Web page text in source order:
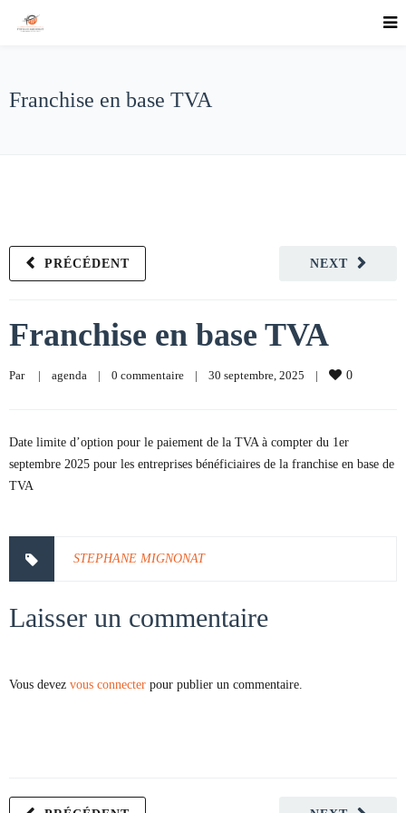
Franchise en base TVA
NEXT
PRÉCÉDENT
Franchise en base TVA
Par | agenda | 0 commentaire | 30 septembre, 2025 | 0
Date limite d’option pour le paiement de la TVA à compter du 1er
septembre 2025 pour les entreprises bénéficiaires de la franchise en base de
TVA
STEPHANE MIGNONAT
Laisser un commentaire
Vous devez vous connecter pour publier un commentaire.